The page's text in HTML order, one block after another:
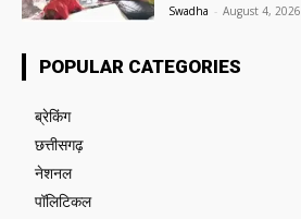
Swadha - August 4, 2026
POPULAR CATEGORIES
ब्रेकिंग
छत्तीसगढ़
नेशनल
पॉलिटिकल